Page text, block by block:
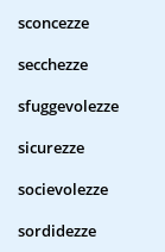
sconcezze
secchezze
sfuggevolezze
sicurezze
socievolezze
sordidezze